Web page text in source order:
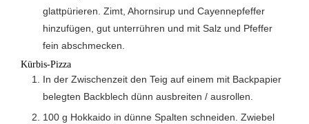
glattpürieren. Zimt, Ahornsirup und Cayennepfeffer
hinzufügen, gut unterrühren und mit Salz und Pfeffer
fein abschmecken.
Kürbis-Pizza
In der Zwischenzeit den Teig auf einem mit Backpapier
belegten Backblech dünn ausbreiten / ausrollen.
100 g Hokkaido in dünne Spalten schneiden. Zwiebel